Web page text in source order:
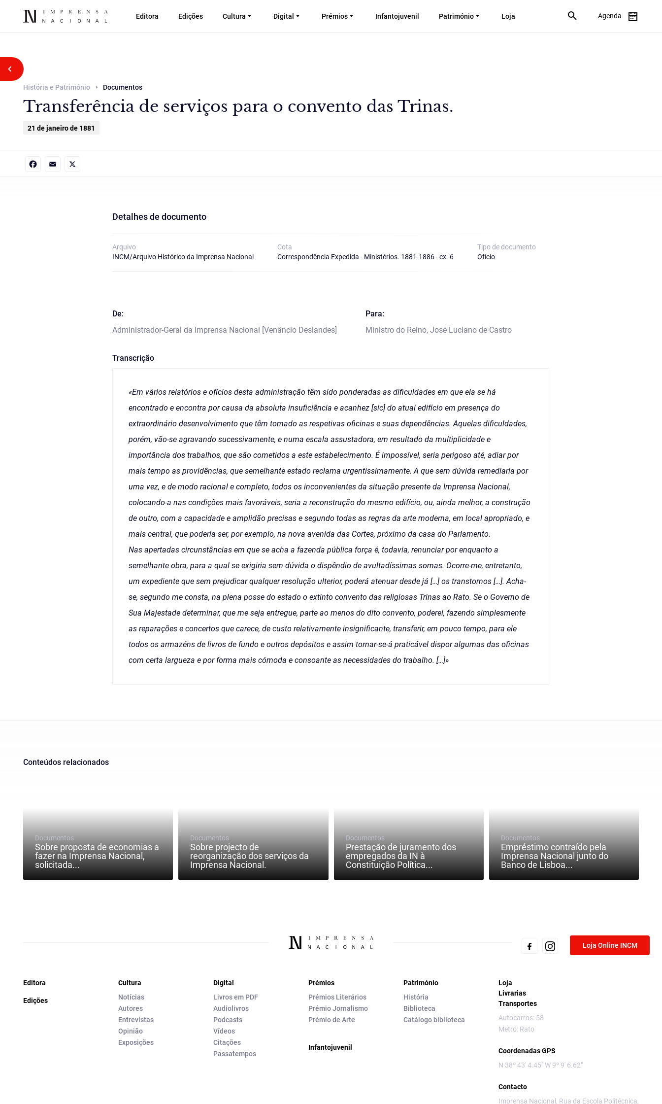
Editora Edições Cultura Digital Prémios Infantojuvenil Património Loja Agenda
Voltar atrás
História e Património Documentos
Transferência de serviços para o convento das Trinas.
21 de janeiro de 1881
Detalhes de documento
Arquivo
INCM/Arquivo Histórico da Imprensa Nacional
Cota
Correspondência Expedida - Ministérios. 1881-1886 - cx. 6
Tipo de documento
Ofício
De:
Administrador-Geral da Imprensa Nacional [Venâncio Deslandes]
Para:
Ministro do Reino, José Luciano de Castro
Transcrição
«Em vários relatórios e ofícios desta administração têm sido ponderadas as dificuldades em que ela se há
encontrado e encontra por causa da absoluta insuficiência e acanhez [sic] do atual edifício em presença do
extraordinário desenvolvimento que têm tomado as respetivas oficinas e suas dependências. Aquelas dificuldades,
porém, vão-se agravando sucessivamente, e numa escala assustadora, em resultado da multiplicidade e
importância dos trabalhos, que são cometidos a este estabelecimento. É impossível, seria perigoso até, adiar por
mais tempo as providências, que semelhante estado reclama urgentissimamente. A que sem dúvida remediaria por
uma vez, e de modo racional e completo, todos os inconvenientes da situação presente da Imprensa Nacional,
colocando-a nas condições mais favoráveis, seria a reconstrução do mesmo edifício, ou, ainda melhor, a construção
de outro, com a capacidade e amplidão precisas e segundo todas as regras da arte moderna, em local apropriado, e
mais central, que poderia ser, por exemplo, na nova avenida das Cortes, próximo da casa do Parlamento.
Nas apertadas circunstâncias em que se acha a fazenda pública força é, todavia, renunciar por enquanto a
semelhante obra, para a qual se exigiria sem dúvida o dispêndio de avultadíssimas somas. Ocorre-me, entretanto,
um expediente que sem prejudicar qualquer resolução ulterior, poderá atenuar desde já […] os transtornos […]. Acha-
se, segundo me consta, na plena posse do estado o extinto convento das religiosas Trinas ao Rato. Se o Governo de
Sua Majestade determinar, que me seja entregue, parte ao menos do dito convento, poderei, fazendo simplesmente
as reparações e concertos que carece, de custo relativamente insignificante, transferir, em pouco tempo, para ele
todos os armazéns de livros de fundo e outros depósitos e assim tornar-se-á praticável dispor algumas das oficinas
com certa largueza e por forma mais cómoda e consoante as necessidades do trabalho. […]»
Conteúdos relacionados
Documentos
Sobre proposta de economias a
fazer na Imprensa Nacional,
solicitada...
Documentos
Sobre projecto de
reorganização dos serviços da
Imprensa Nacional.
Documentos
Prestação de juramento dos
empregados da IN à
Constituição Política...
Documentos
Empréstimo contraído pela
Imprensa Nacional junto do
Banco de Lisboa...
Loja Online INCM
Editora
Edições
Cultura
Notícias
Autores
Entrevistas
Opinião
Exposições
Digital
Livros em PDF
Audiolivros
Podcasts
Vídeos
Citações
Passatempos
Prémios
Prémios Literários
Prémio Jornalismo
Prémio de Arte
Infantojuvenil
Património
História
Biblioteca
Catálogo biblioteca
Loja
Livrarias
Transportes
Autocarros: 58
Metro: Rato
Coordenadas GPS
N 38º 43' 4.45" W 9º 9' 6.62"
Contacto
Imprensa Nacional, Rua da Escola Politécnica,